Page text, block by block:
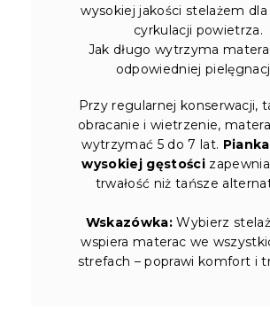
wysokiej jakości stelażem dla
cyrkulacji powietrza.
Jak długo wytrzyma
odpowiedniej
Przy regularnej konserwacji,
obracanie i wietrzenie,
wytrzymać 5 do 7 lat.
wysokiej gęstości
trwałość niż tańsze
Wskazówka: Wybierz
wspiera materac we
strefach – poprawi komfort i